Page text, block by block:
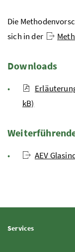
Die
sich in der
Downloads
kB)
AEV
ServicesInhalt